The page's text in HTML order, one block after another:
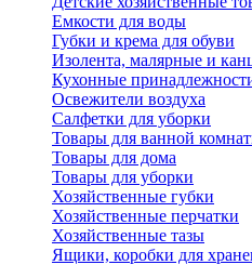
Емкости для воды
Губки и крема для обуви
Изолента, малярные и
Кухонные
Освежители воздуха
Салфетки для уборки
Товары для ванной
Товары для дома
Товары для уборки
Хозяйственные губки
Хозяйственные перчатки
Хозяйственные тазы
Ящики, коробки для